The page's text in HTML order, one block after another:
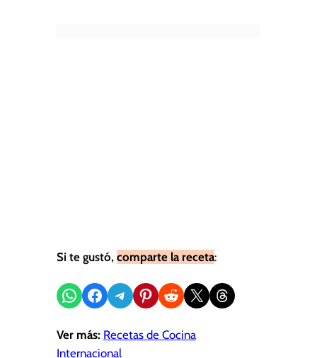
Si te gustó, comparte la receta:
Compartir en WhatsApp
Compartir en Facebook
Compartir en Telegram
Compartir en Pinterest
Compartir en Reddit
Compartir en X Share on Threads
Ver más: Recetas de Cocina
Internacional